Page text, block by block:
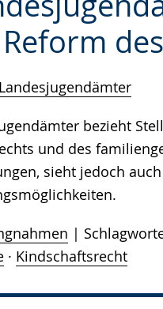
bezieht
und des
sieht jedoch
· Kindschaftsrecht